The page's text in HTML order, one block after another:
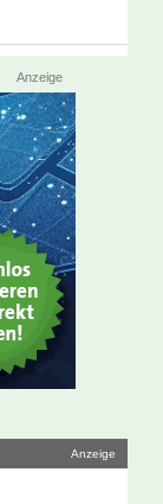
Anzeige
Anzeige